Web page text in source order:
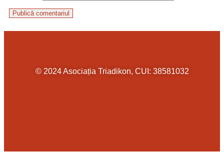
© 2024 Asociația Triadikon, CUI: 38581032